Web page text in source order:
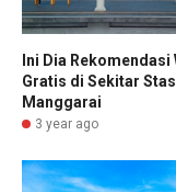
Ini Dia Rekomendasi
Gratis di Sekitar
Manggarai
3 year ago